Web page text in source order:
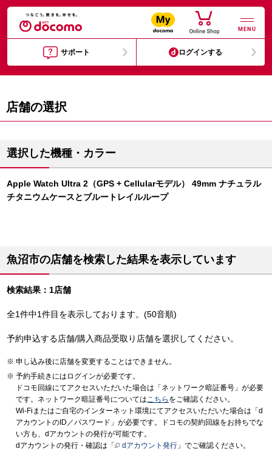
MENU
サポート ログインする
店舗の選択
選択した機種・カラー
Apple Watch Ultra 2（GPS + Cellularモデル） 49mm ナチュラル
チタニウムケースとブルートレイルループ
魚沼市の店舗を検索した結果を表示しています
検索結果：1店舗
全1件中1件目を表示しております。(50音順)
予約申込する店舗/購入商品受取り店舗を選択してください。
申し込み後に店舗を変更することはできません。
予約手続きにはログインが必要です。
ドコモ回線にてアクセスいただいた場合は「ネットワーク暗証番号」が必要
です。ネットワーク暗証番号についてはこちら をご確認ください。
Wi-Fiまたはご自宅のインターネット環境にてアクセスいただいた場合は「d
アカウントのID／パスワード」が必要です。ドコモの契約回線をお持ちでな
い方も、dアカウントの発行が可能です。
dアカウントの発行・確認は「
dアカウント発行 」でご確認ください。